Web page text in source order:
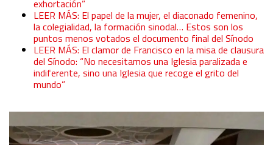
exhortación”
LEER MÁS: El papel de la mujer, el diaconado femenino,
la colegialidad, la formación sinodal… Estos son los
puntos menos votados el documento final del Sínodo
LEER MÁS: El clamor de Francisco en la misa de clausura
del Sínodo: “No necesitamos una Iglesia paralizada e
indiferente, sino una Iglesia que recoge el grito del
mundo”